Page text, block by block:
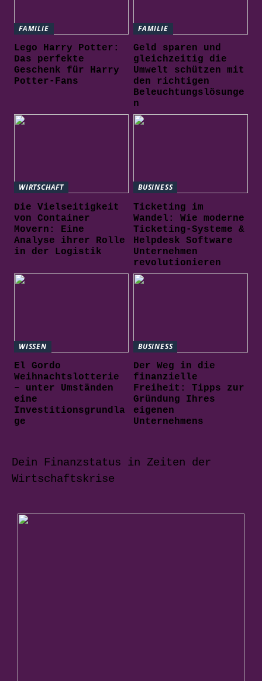
FAMILIE
Lego Harry Potter:
Das perfekte
Geschenk für Harry
Potter-Fans
FAMILIE
Geld sparen und
gleichzeitig die
Umwelt schützen mit
den richtigen
Beleuchtungslösunge
n
WIRTSCHAFT
Die Vielseitigkeit
von Container
Movern: Eine
Analyse ihrer Rolle
in der Logistik
BUSINESS
Ticketing im
Wandel: Wie moderne
Ticketing-Systeme &
Helpdesk Software
Unternehmen
revolutionieren
WISSEN
El Gordo
Weihnachtslotterie
– unter Umständen
eine
Investitionsgrundla
ge
BUSINESS
Der Weg in die
finanzielle
Freiheit: Tipps zur
Gründung Ihres
eigenen
Unternehmens
Dein Finanzstatus in Zeiten der
Wirtschaftskrise